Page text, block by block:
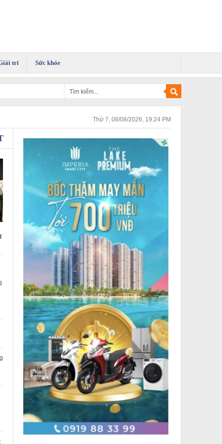
trí Sức khỏe
Thứ 7, 08/08/2026, 19:24 PM